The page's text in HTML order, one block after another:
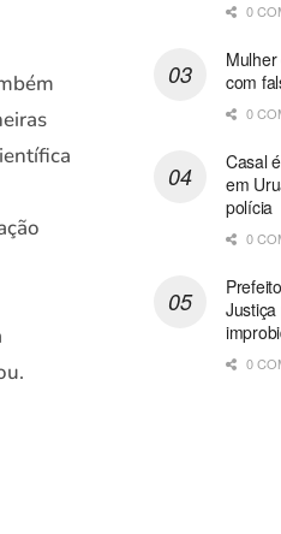
0
com
0
Casal
em
polícia
0
0